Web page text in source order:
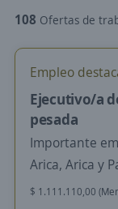
108 Ofertas de trabajo de
Empleo
Ejecutivo/a
pesada
Importante
Arica, Arica y
$ 1.111.110,00